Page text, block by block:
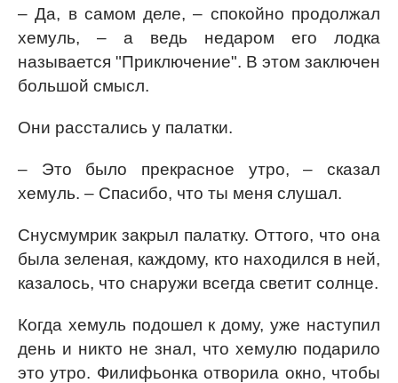
– Да, в самом деле, – спокойно продолжал
хемуль, – а ведь недаром его лодка
называется "Приключение". В этом заключен
большой смысл.
Они расстались у палатки.
– Это было прекрасное утро, – сказал
хемуль. – Спасибо, что ты меня слушал.
Снусмумрик закрыл палатку. Оттого, что она
была зеленая, каждому, кто находился в ней,
казалось, что снаружи всегда светит солнце.
Когда хемуль подошел к дому, уже наступил
день и никто не знал, что хемулю подарило
это утро. Филифьонка отворила окно, чтобы